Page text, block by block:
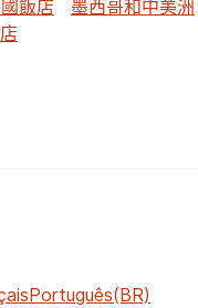
飯店
墨西哥和中美洲
Português(BR)